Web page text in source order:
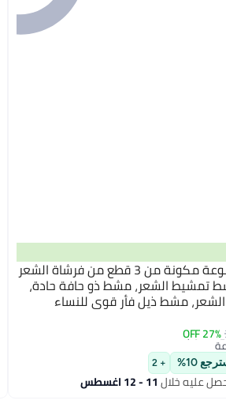
أوريتي مجموعة مكونة من 3 قطع من فرشاة الشعر
تمشيط الشعر، مشط ذو حافة حادة،
مشط ذيل فأر قوي للنساء
27% OFF
10%
+ 2
عليه خلال11 - 12 اغسطس